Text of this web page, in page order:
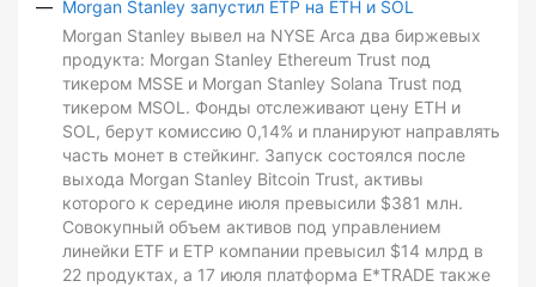
Morgan Stanley запустил ETP на ETH и SOL
Morgan Stanley вывел на NYSE Arca два биржевых
продукта: Morgan Stanley Ethereum Trust под
тикером MSSE и Morgan Stanley Solana Trust под
тикером MSOL. Фонды отслеживают цену ETH и
SOL, берут комиссию 0,14% и планируют направлять
часть монет в стейкинг. Запуск состоялся после
выхода Morgan Stanley Bitcoin Trust, активы
которого к середине июля превысили $381 млн.
Совокупный объем активов под управлением
линейки ETF и ETP компании превысил $14 млрд в
22 продуктах, а 17 июля платформа E*TRADE также